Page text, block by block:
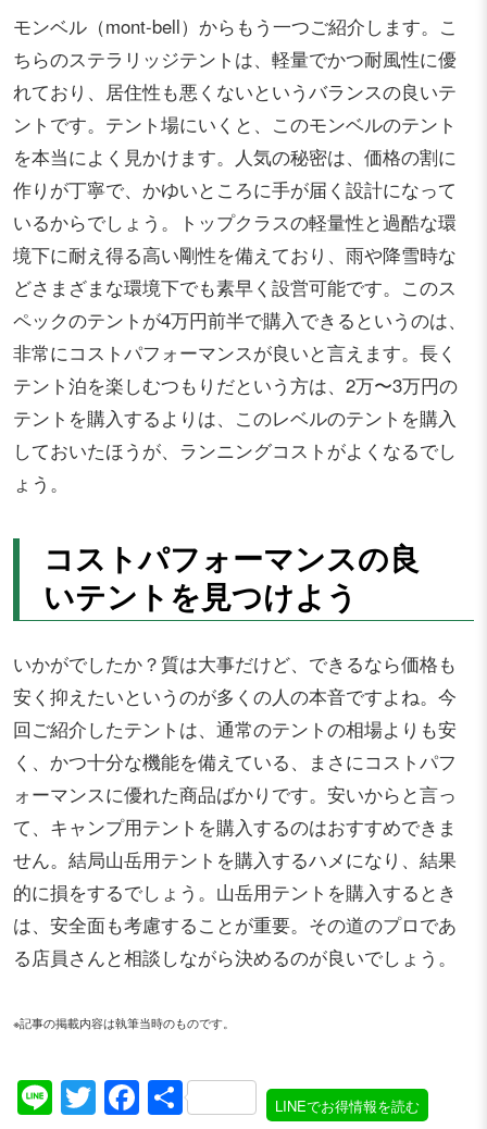
モンベル（mont-bell）からもう一つご紹介します。こ
ちらのステラリッジテントは、軽量でかつ耐風性に優
れており、居住性も悪くないというバランスの良いテ
ントです。テント場にいくと、このモンベルのテント
を本当によく見かけます。人気の秘密は、価格の割に
作りが丁寧で、かゆいところに手が届く設計になって
いるからでしょう。トップクラスの軽量性と過酷な環
境下に耐え得る高い剛性を備えており、雨や降雪時な
どさまざまな環境下でも素早く設営可能です。このス
ペックのテントが4万円前半で購入できるというのは、
非常にコストパフォーマンスが良いと言えます。長く
テント泊を楽しむつもりだという方は、2万〜3万円の
テントを購入するよりは、このレベルのテントを購入
しておいたほうが、ランニングコストがよくなるでし
ょう。
コストパフォーマンスの良
いテントを見つけよう
いかがでしたか？質は大事だけど、できるなら価格も
安く抑えたいというのが多くの人の本音ですよね。今
回ご紹介したテントは、通常のテントの相場よりも安
く、かつ十分な機能を備えている、まさにコストパフ
ォーマンスに優れた商品ばかりです。安いからと言っ
て、キャンプ用テントを購入するのはおすすめできま
せん。結局山岳用テントを購入するハメになり、結果
的に損をするでしょう。山岳用テントを購入するとき
は、安全面も考慮することが重要。その道のプロであ
る店員さんと相談しながら決めるのが良いでしょう。
※記事の掲載内容は執筆当時のものです。
LineTwitter
Facebook
共 LINEでお得情報を読む